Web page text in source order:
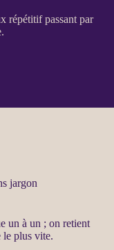
répétitif passant par
jargon
un à un ; on retient
le plus vite.